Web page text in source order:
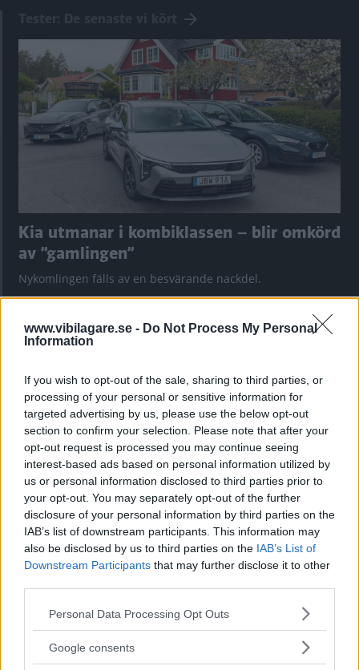
www.vibilagare.se - Do Not Process My Personal
Information
If you wish to opt-out of the sale, sharing to third parties, or
processing of your personal or sensitive information for
targeted advertising by us, please use the below opt-out
section to confirm your selection. Please note that after your
opt-out request is processed you may continue seeing
interest-based ads based on personal information utilized by
us or personal information disclosed to third parties prior to
your opt-out. You may separately opt-out of the further
disclosure of your personal information by third parties on the
IAB’s list of downstream participants. This information may
also be disclosed by us to third parties on the IAB’s List of
Downstream Participants that may further disclose it to other
Please note that this website/app uses one or more Google
not limited to your visit or usage behaviour. You may click to
Personal Data Processing Opt Outs
Google consents
Kia utmanar i kombiklassen – blir omkörd
av ”gamlingen”
Nykomlingen fälls av en besvärande nackdel.
”God chans att bli ny favorit”
Utbudet av terrängdugliga kombibilar har krympt men fylls
nu på av eldrivna Toyota bZ4X Touring. Vi provkör.